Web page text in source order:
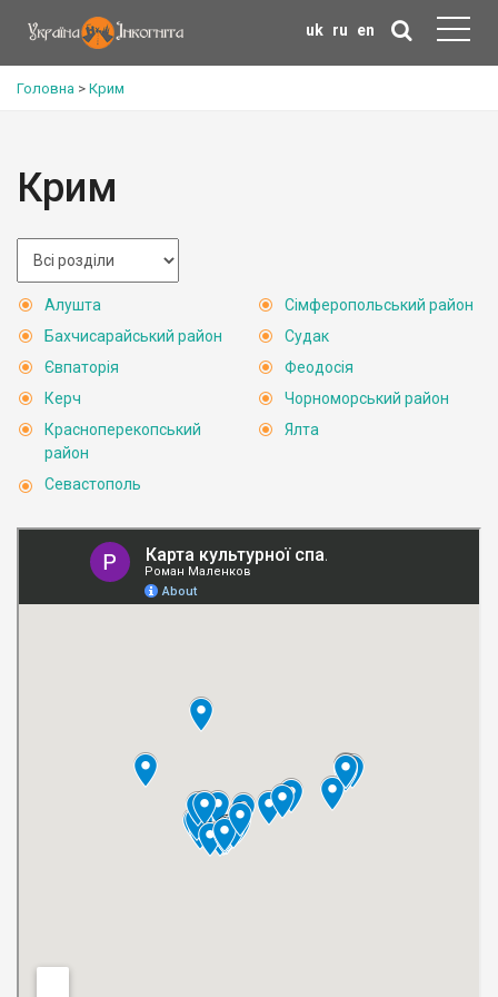
uk ru en
Головна > Крим
Крим
Алушта
Бахчисарайський район
Євпаторія
Керч
Красноперекопський
район
Севастополь
Сімферопольський район
Судак
Феодосія
Чорноморський район
Ялта